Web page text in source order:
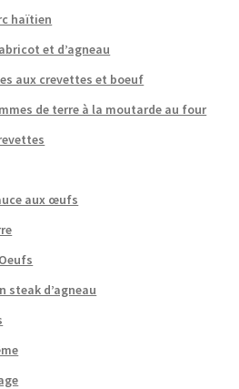
haïtien
et d’agneau
aux crevettes et boeuf
de terre à la moutarde au four
aux œufs
steak d’agneau